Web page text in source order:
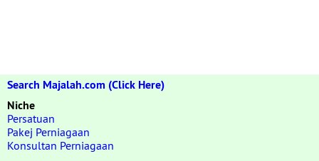
Search Majalah.com (Click Here)
Niche
Persatuan
Pakej Perniagaan
Konsultan Perniagaan